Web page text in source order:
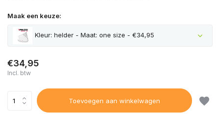
Maak een keuze:
Kleur: helder - Maat: one size - €34,95
€34,95
Incl. btw
Toevoegen aan winkelwagen